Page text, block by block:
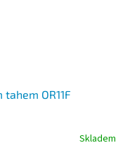
OR11F
Skladem